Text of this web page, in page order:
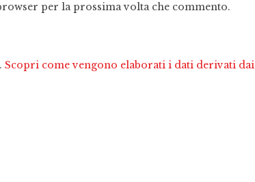
per la prossima volta che commento.
Scopri come vengono elaborati i dati derivati dai